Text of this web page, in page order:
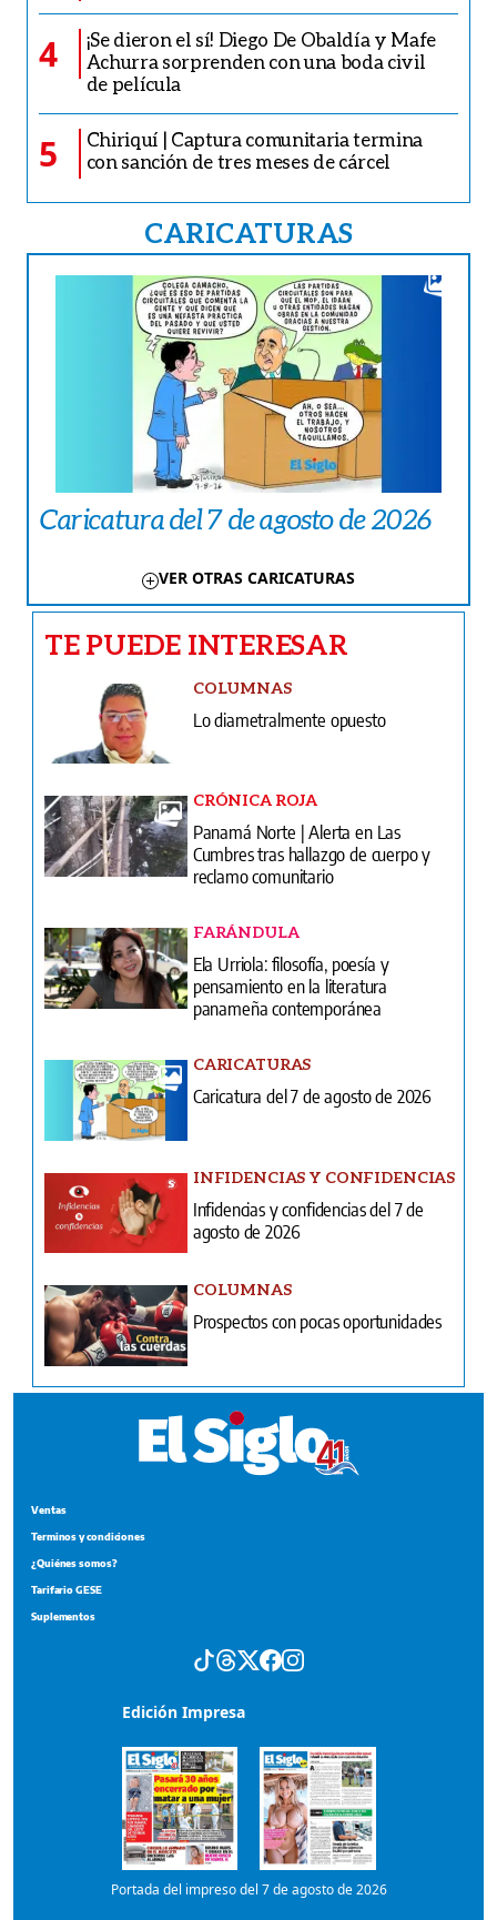
4
¡Se dieron el sí! Diego De Obaldía y Mafe
Achurra sorprenden con una boda civil
de película
5
Chiriquí | Captura comunitaria termina
con sanción de tres meses de cárcel
CARICATURAS
Caricatura del 7 de agosto de 2026
VER OTRAS CARICATURAS
TE PUEDE INTERESAR
COLUMNAS
Lo diametralmente opuesto
CRÓNICA ROJA
Panamá Norte | Alerta en Las
Cumbres tras hallazgo de cuerpo y
reclamo comunitario
FARÁNDULA
Ela Urriola: filosofía, poesía y
pensamiento en la literatura
panameña contemporánea
CARICATURAS
Caricatura del 7 de agosto de 2026
INFIDENCIAS Y CONFIDENCIAS
Infidencias y confidencias del 7 de
agosto de 2026
COLUMNAS
Prospectos con pocas oportunidades
Ventas
Terminos y condiciones
¿Quiénes somos?
Tarifario GESE
Suplementos
Edición Impresa
Portada del impreso del 7 de agosto de 2026